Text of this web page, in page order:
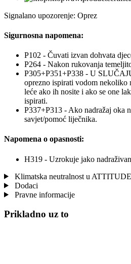
Signalano upozorenje: Oprez
Sigurnosna napomena:
P102 - Čuvati izvan dohvata
P264 - Nakon rukovanja
P305+P351+P338 - U
oprezno ispirati vodom
leće ako ih nosite i ako se one
ispirati.
P337+P313 - Ako nadražaj oka
savjet/pomoć liječnika.
Napomena o opasnosti:
H319 - Uzrokuje jako
Klimatska neutralnost u
Dodaci
Pravne informacije
Prikladno uz to